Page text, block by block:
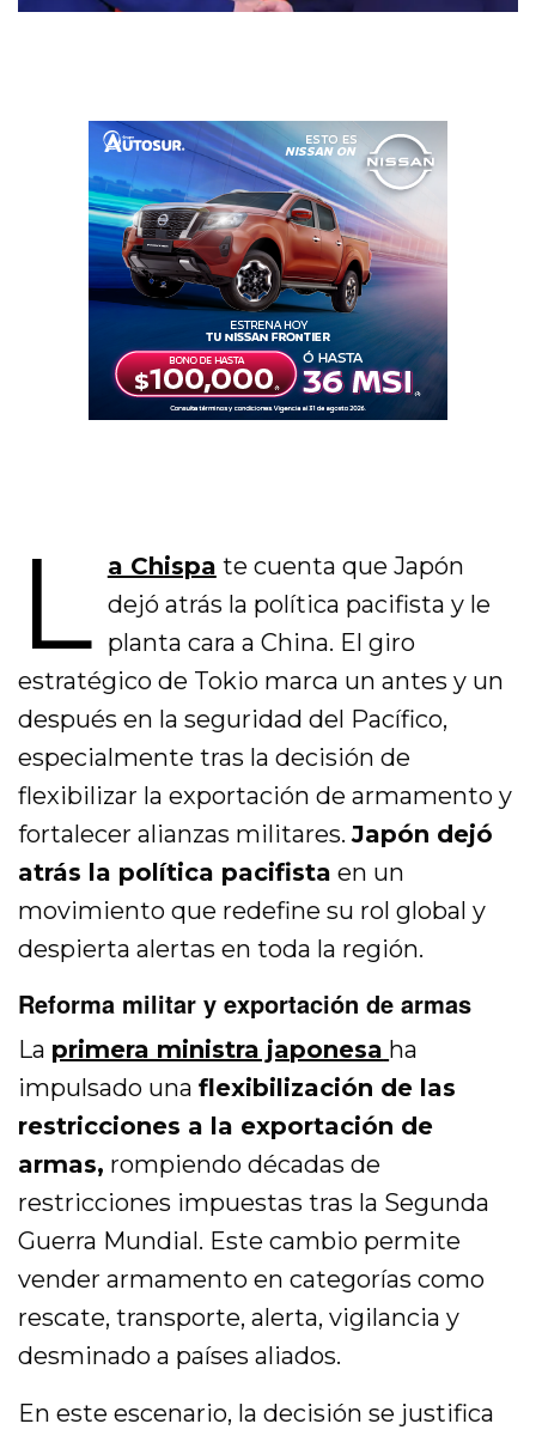
L a Chispa te cuenta que Japón
dejó atrás la política pacifista y le
planta cara a China. El giro
estratégico de Tokio marca un antes y un
después en la seguridad del Pacífico,
especialmente tras la decisión de
flexibilizar la exportación de armamento y
fortalecer alianzas militares.Japón dejó
atrás la política pacifista en un
movimiento que redefine su rol global y
despierta alertas en toda la región.
Reforma militar y exportación de armas
La primera ministra japonesa ha
impulsado unaflexibilización de las
restricciones a la exportación de
armas, rompiendo décadas de
restricciones impuestas tras la Segunda
Guerra Mundial. Este cambio permite
vender armamento en categorías como
rescate, transporte, alerta, vigilancia y
desminado a países aliados.
En este escenario, la decisión se justifica